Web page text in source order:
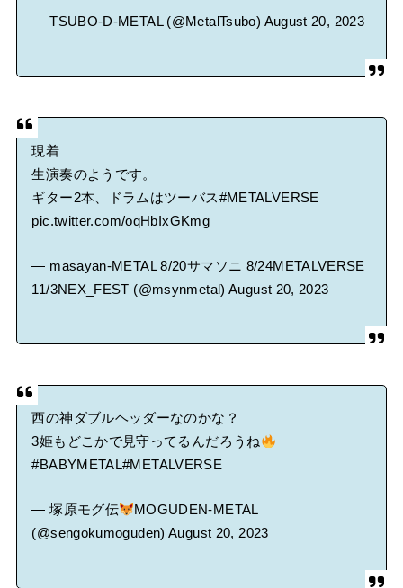
— TSUBO-D-METAL (@MetalTsubo) August 20, 2023
現着
生演奏のようです。
ギター2本、ドラムはツーバス#METALVERSE
pic.twitter.com/oqHbIxGKmg
— masayan-METAL 8/20サマソニ 8/24METALVERSE
11/3NEX_FEST (@msynmetal)August 20, 2023
西の神ダブルヘッダーなのかな？
3姫もどこかで見守ってるんだろうね
#BABYMETAL#METALVERSE
— 塚原モグ伝
MOGUDEN-METAL
(@sengokumoguden)August 20, 2023